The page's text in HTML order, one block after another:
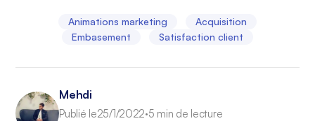
Animations marketing
Acquisition
Embasement
Satisfaction client
Mehdi
Publié le25/1/2022•5 min de lecture